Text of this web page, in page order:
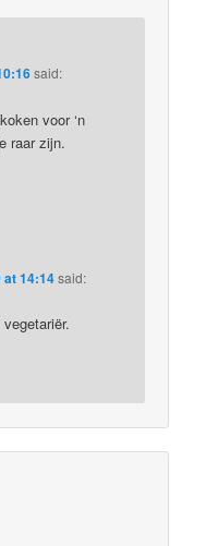
said:
voor ‘n
raar zijn.
at 14:14 said: